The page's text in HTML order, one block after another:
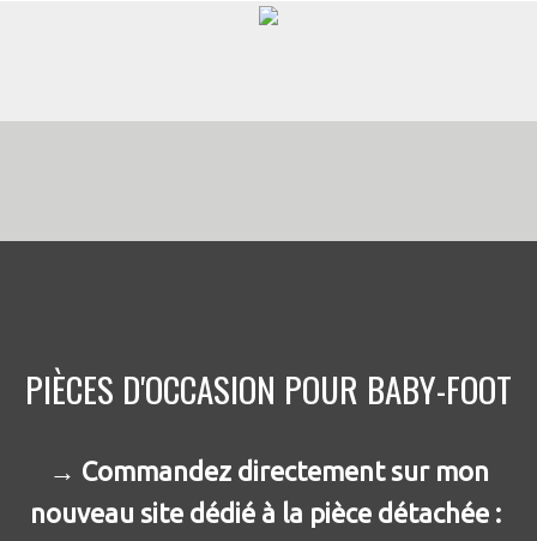
PIÈCES D'OCCASION POUR BABY-FOOT
→ Commandez directement sur mon
nouveau site dédié à la pièce détachée :